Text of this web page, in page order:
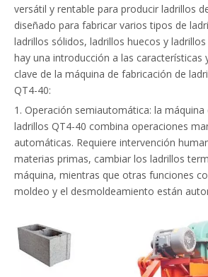
versátil y rentable para producir ladrillos
diseñado para fabricar varios tipos de
ladrillos sólidos, ladrillos huecos y
hay una introducción a las características
clave de la máquina de fabricación de
QT4-40:
1. Operación semiautomática: la
ladrillos QT4-40 combina operaciones
automáticas. Requiere intervención
materias primas, cambiar los ladrillos
máquina, mientras que otras funciones
moldeo y el desmoldeamiento están